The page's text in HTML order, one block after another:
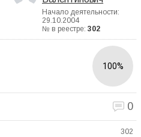
Начало деятельности:
29.10.2004
№ в реестре: 302
100%
0
302